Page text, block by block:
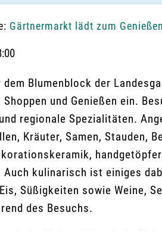
Gärtnermarkt lädt zum
Blumenblock der
Shoppen und Genießen ein.
regionale Spezialitäten.
Kräuter, Samen, Stauden,
kulinarisch ist einiges
Süßigkeiten sowie Weine,
des Besuchs.